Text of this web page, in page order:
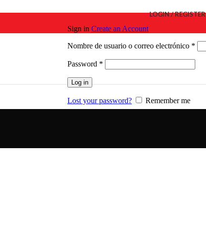
LOGIN / REGISTER
Sign in Create an Account
Nombre de usuario o correo electrónico *
Password *
Log in
Lost your password? Remember me